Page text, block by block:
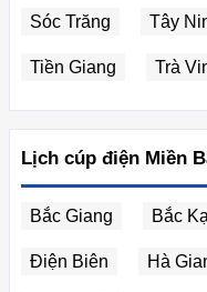
Sóc Trăng Tây
Tiền Giang Trà
Lịch cúp điện Miền
Bắc Giang Bắc
Điện Biên Hà